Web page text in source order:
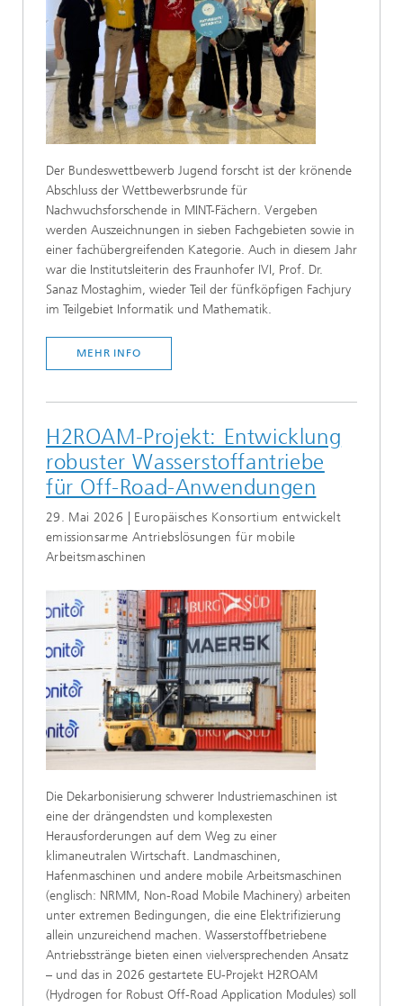
Der Bundeswettbewerb Jugend forscht ist der krönende
Abschluss der Wettbewerbsrunde für
Nachwuchsforschende in MINT-Fächern. Vergeben
werden Auszeichnungen in sieben Fachgebieten sowie in
einer fachübergreifenden Kategorie. Auch in diesem Jahr
war die Institutsleiterin des Fraunhofer IVI, Prof. Dr.
Sanaz Mostaghim, wieder Teil der fünfköpfigen Fachjury
im Teilgebiet Informatik und Mathematik.
MEHR INFO
H2ROAM-Projekt: Entwicklung
robuster Wasserstoffantriebe
für Off-Road-Anwendungen
29. Mai 2026 | Europäisches Konsortium entwickelt
emissionsarme Antriebslösungen für mobile
Arbeitsmaschinen
Die Dekarbonisierung schwerer Industriemaschinen ist
eine der drängendsten und komplexesten
Herausforderungen auf dem Weg zu einer
klimaneutralen Wirtschaft. Landmaschinen,
Hafenmaschinen und andere mobile Arbeitsmaschinen
(englisch: NRMM, Non-Road Mobile Machinery) arbeiten
unter extremen Bedingungen, die eine Elektrifizierung
allein unzureichend machen. Wasserstoffbetriebene
Antriebsstränge bieten einen vielversprechenden Ansatz
– und das in 2026 gestartete EU-Projekt H2ROAM
(Hydrogen for Robust Off-Road Application Modules) soll